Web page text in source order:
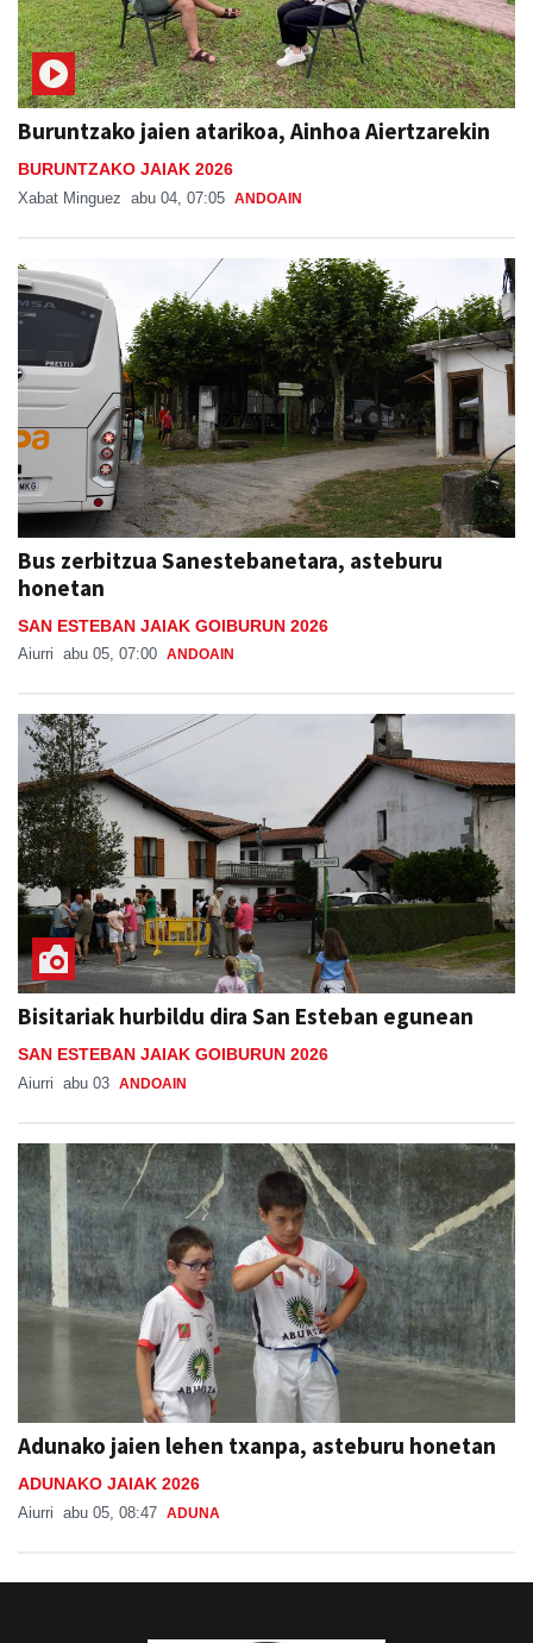
Buruntzako jaien atarikoa, Ainhoa Aiertzarekin
BURUNTZAKO JAIAK 2026
Xabat Minguez abu 04, 07:05 ANDOAIN
Bus zerbitzua Sanestebanetara, asteburu
honetan
SAN ESTEBAN JAIAK GOIBURUN 2026
Aiurri abu 05, 07:00 ANDOAIN
Bisitariak hurbildu dira San Esteban egunean
SAN ESTEBAN JAIAK GOIBURUN 2026
Aiurri abu 03 ANDOAIN
Adunako jaien lehen txanpa, asteburu honetan
ADUNAKO JAIAK 2026
Aiurri abu 05, 08:47 ADUNA